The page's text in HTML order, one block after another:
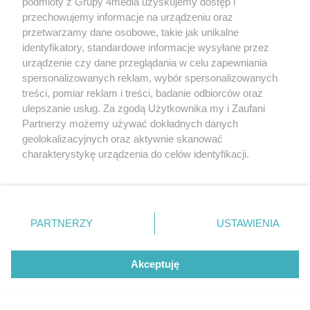
Nowe boisko, nowe możliwości
Data dodania artykułu:
08.08.2026 15:00
Kategorie artykułu:
Radom
NAJNOWSZE
przechowujemy informacje na urządzeniu oraz
przetwarzamy dane osobowe, takie jak unikalne
identyfikatory, standardowe informacje wysyłane przez
urządzenie czy dane przeglądania w celu zapewniania
spersonalizowanych reklam, wybór spersonalizowanych
treści, pomiar reklam i treści, badanie odbiorców oraz
ulepszanie usług. Za zgodą Użytkownika my i Zaufani
Partnerzy możemy używać dokładnych danych
geolokalizacyjnych oraz aktywnie skanować
charakterystykę urządzenia do celów identyfikacji.
zmienić/wycofać klikając przycisk ustawień prywatności
znajdujący się w lewym dolnym rogu strony
. Niektóre
użytkownika, ale masz prawo sprzeciwić się takiemu
przetwarzaniu. Preferencje będą miały zastosowania tylko
PARTNERZY USTAWIENIA
Akceptuję